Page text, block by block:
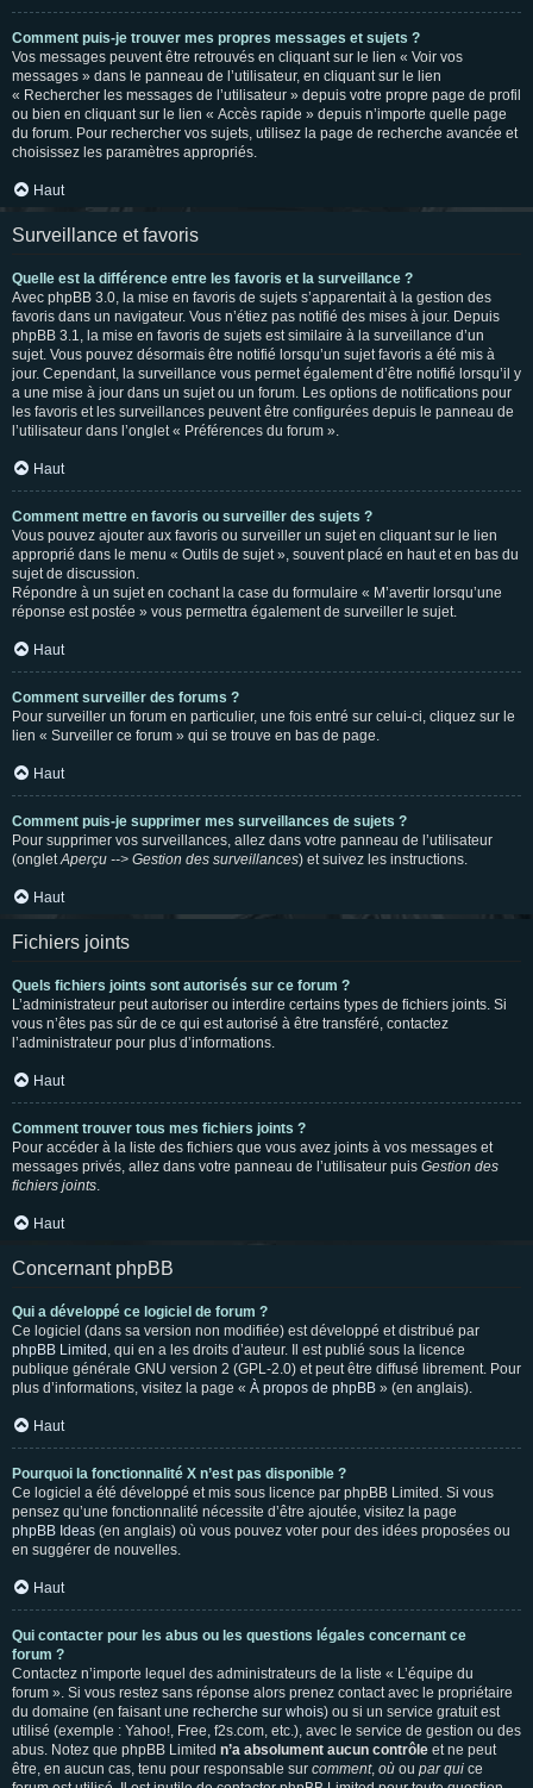
Comment puis-je trouver mes propres messages et sujets ?
Vos messages peuvent être retrouvés en cliquant sur le lien « Voir vos
messages » dans le panneau de l’utilisateur, en cliquant sur le lien
« Rechercher les messages de l’utilisateur » depuis votre propre page de profil
ou bien en cliquant sur le lien « Accès rapide » depuis n’importe quelle page
du forum. Pour rechercher vos sujets, utilisez la page de recherche avancée et
choisissez les paramètres appropriés.
Haut
Surveillance et favoris
Quelle est la différence entre les favoris et la surveillance ?
Avec phpBB 3.0, la mise en favoris de sujets s’apparentait à la gestion des
favoris dans un navigateur. Vous n’étiez pas notifié des mises à jour. Depuis
phpBB 3.1, la mise en favoris de sujets est similaire à la surveillance d’un
sujet. Vous pouvez désormais être notifié lorsqu’un sujet favoris a été mis à
jour. Cependant, la surveillance vous permet également d’être notifié lorsqu’il y
a une mise à jour dans un sujet ou un forum. Les options de notifications pour
les favoris et les surveillances peuvent être configurées depuis le panneau de
l’utilisateur dans l’onglet « Préférences du forum ».
Haut
Comment mettre en favoris ou surveiller des sujets ?
Vous pouvez ajouter aux favoris ou surveiller un sujet en cliquant sur le lien
approprié dans le menu « Outils de sujet », souvent placé en haut et en bas du
sujet de discussion.
Répondre à un sujet en cochant la case du formulaire « M’avertir lorsqu’une
réponse est postée » vous permettra également de surveiller le sujet.
Haut
Comment surveiller des forums ?
Pour surveiller un forum en particulier, une fois entré sur celui-ci, cliquez sur le
lien « Surveiller ce forum » qui se trouve en bas de page.
Haut
Comment puis-je supprimer mes surveillances de sujets ?
Pour supprimer vos surveillances, allez dans votre panneau de l’utilisateur
(ongletAperçu --> Gestion des surveillances) et suivez les instructions.
Haut
Fichiers joints
Quels fichiers joints sont autorisés sur ce forum ?
L’administrateur peut autoriser ou interdire certains types de fichiers joints. Si
vous n’êtes pas sûr de ce qui est autorisé à être transféré, contactez
l’administrateur pour plus d’informations.
Haut
Comment trouver tous mes fichiers joints ?
Pour accéder à la liste des fichiers que vous avez joints à vos messages et
messages privés, allez dans votre panneau de l’utilisateur puis Gestion des
fichiers joints.
Haut
Concernant phpBB
Qui a développé ce logiciel de forum ?
Ce logiciel (dans sa version non modifiée) est développé et distribué par
phpBB Limited , qui en a les droits d’auteur. Il est publié sous la licence
publique générale GNU version 2 (GPL-2.0) et peut être diffusé librement. Pour
plus d’informations, visitez la page « À propos de phpBB » (en anglais).
Haut
Pourquoi la fonctionnalité X n’est pas disponible ?
Ce logiciel a été développé et mis sous licence par phpBB Limited. Si vous
pensez qu’une fonctionnalité nécessite d’être ajoutée, visitez la page
phpBB Ideas (en anglais) où vous pouvez voter pour des idées proposées ou
en suggérer de nouvelles.
Haut
Qui contacter pour les abus ou les questions légales concernant ce
forum ?
Contactez n’importe lequel des administrateurs de la liste « L’équipe du
forum ». Si vous restez sans réponse alors prenez contact avec le propriétaire
du domaine (en faisant une recherche sur whois) ou si un service gratuit est
utilisé (exemple : Yahoo!, Free, f2s.com, etc.), avec le service de gestion ou des
abus. Notez que phpBB Limited n’a absolument aucun contrôle et ne peut
être, en aucun cas, tenu pour responsable sur comment, où ou par qui ce